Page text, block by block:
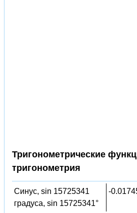
Тригонометрические
тригонометрия
Синус, sin 15725341
градуса, sin 15725341°
-